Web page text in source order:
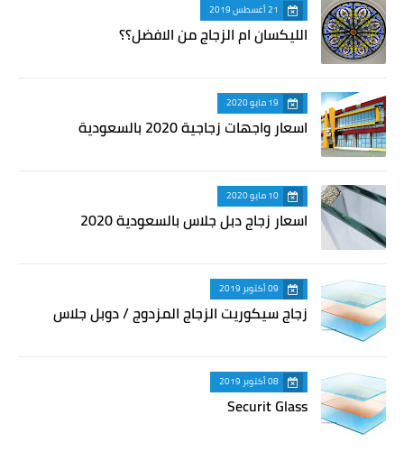
21 أغسطس 2019
الليكسان ام الزجاج من الافضل؟؟
19 مايو 2020
اسعار واجهات زجاجية 2020 بالسعودية
10 مايو 2020
اسعار زجاج دبل جلاس بالسعودية 2020
09 أكتوبر 2019
زجاج سيكوريت الزجاج المزدوج / دوبل جلاس
08 أكتوبر 2019
Securit Glass